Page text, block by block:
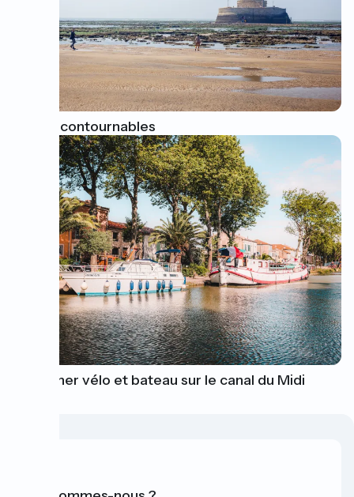
Sites incontournables
Combiner vélo et bateau sur le canal du Midi